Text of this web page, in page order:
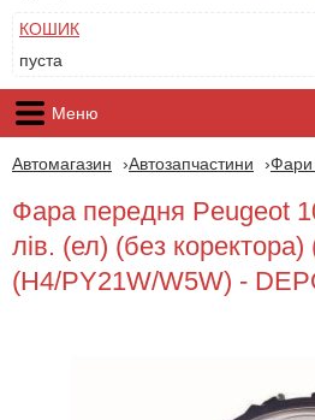
КОШИК
пуста
Меню
Автомагазин Автозапчастини Фари
Фара передня Peugeot
лів. (ел) (без
(H4/PY21W/W5W) -